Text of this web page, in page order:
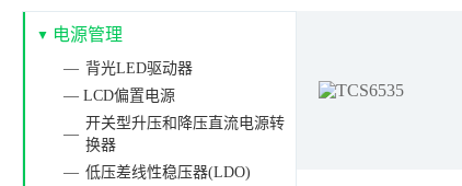
电源管理
背光LED驱动器
— LCD偏置电源
开关型升压和降压直流电源转
换器
低压差线性稳压器(LDO)